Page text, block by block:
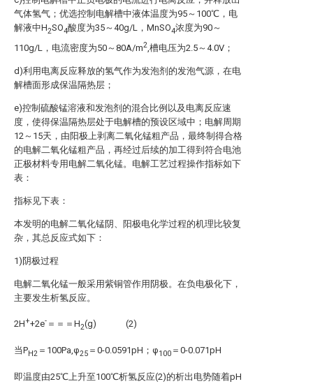
气体氢气；优选控制电解槽中液体温度为95～100℃，电
解液中H2SO4酸度为35～40g/L，MnSO4浓度为90～
110g/L，电流密度为50～80A/m2,槽电压为2.5～4.0V；
d)利用电离反应释放的氢气作为发泡剂的发泡气源，在电
解槽面形成保温隔热层；
e)控制硫酸锰溶液和发泡剂的混合比例以及电离反应速
度，使得保温隔热层处于电解槽的预设区域中；电解周期
12～15天，由阳极上剥离二氧化锰粗产品，最终制得合格
的电解二氧化锰粗产品，再经过后续的加工得到符合电池
正极材料专用电解二氧化锰。电解工艺过程操作指标如下
表：
指标见下表：
本发明的电解二氧化锰阴、阳极电化学过程的机理比较复
杂，其总反应式如下：
1)阴极过程
电解二氧化锰一般采用紫铜管作用阴极。在负电极化下，
主要发生析氢反应。
2H++2e- ＝＝＝H2(g) (2)
当PH2 ＝100Pa,φ25 ＝0-0.0591pH；φ100 ＝0-0.071pH
即温度由25℃上升至100℃析氢反应(2)的析出电势随着pH